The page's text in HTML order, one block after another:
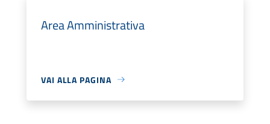
Area Amministrativa
VAI ALLA PAGINA